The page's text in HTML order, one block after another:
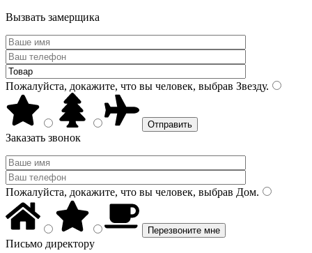
Вызвать замерщика
Пожалуйста, докажите, что вы человек, выбрав Звезду.
Заказать звонок
Пожалуйста, докажите, что вы человек, выбрав Дом.
Письмо директору